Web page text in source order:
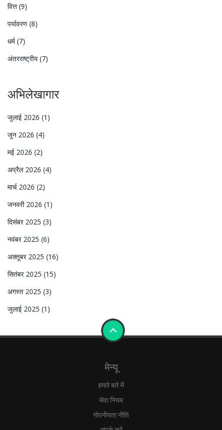
वित्त(9)
पर्यावरण (8)
धर्म(7)
अंतरराष्ट्रीय (7)
अभिलेखागार
जुलाई 2026 (1)
जून 2026 (4)
मई 2026 (2)
अप्रैल 2026 (4)
मार्च 2026 (2)
जनवरी 2026 (1)
दिसंबर 2025 (3)
नवंबर 2025 (6)
अक्तूबर 2025 (16)
सितंबर 2025 (15)
अगस्त 2025 (3)
जुलाई 2025 (1)
मेन्यू
हमारे बारे में
सेवा नियम
गोपनीयता नीति